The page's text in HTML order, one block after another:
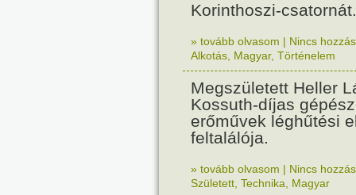
Korinthoszi-csatornát.
» tovább olvasom | Nincs
Alkotás Magyar, Történelem
Megszületett Heller
Kossuth-díjas
erőművek léghűtési
feltalálója.
» tovább olvasom | Nincs
Született Technika Magyar